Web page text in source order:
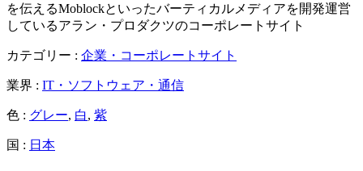
を伝えるMoblockといったバーティカルメディアを開発運営
しているアラン・プロダクツのコーポレートサイト
カテゴリー : 企業・コーポレートサイト
業界 : IT・ソフトウェア・通信
色 : グレー, 白, 紫
国 : 日本